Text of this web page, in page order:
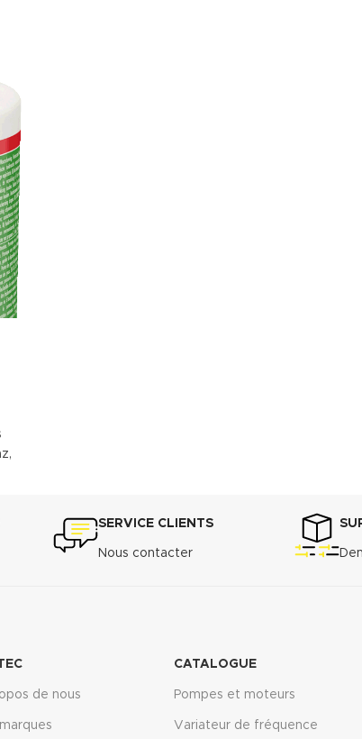
SERVICE CLIENTS
Nous contacter
de nous
CATALOGUE
Pompes et moteurs
Variateur de fréquence